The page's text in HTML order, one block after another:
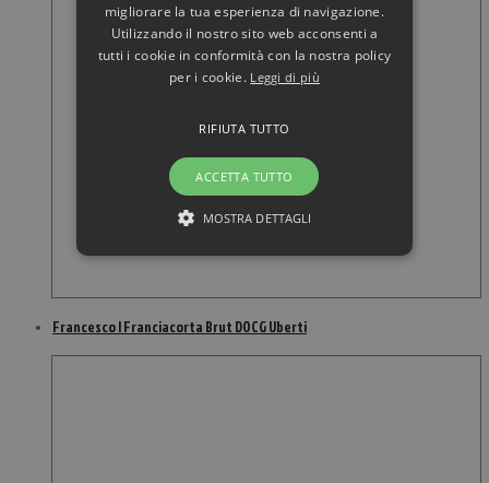
Francesco I Franciacorta Brut DOCG Uberti
migliorare la tua esperienza di navigazione.
Utilizzando il nostro sito web acconsenti a
tutti i cookie in conformità con la nostra policy
per i cookie. Leggi di più
ACCETTA TUTTO
RIFIUTA TUTTO
MOSTRA DETTAGLI